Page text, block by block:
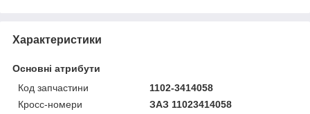
Характеристики
Основні атрибути
Код запчастини
1102-3414058
Кросс-номери
ЗАЗ 11023414058